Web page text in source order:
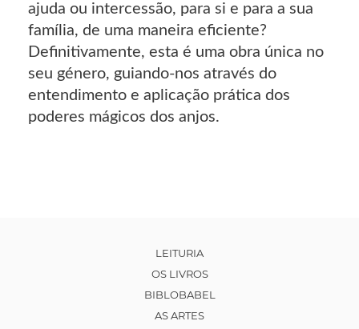
ajuda ou intercessão, para si e para a sua
família, de uma maneira eficiente?
Definitivamente, esta é uma obra única no
seu género, guiando-nos através do
entendimento e aplicação prática dos
poderes mágicos dos anjos.
LEITURIA
OS LIVROS
BIBLOBABEL
AS ARTES